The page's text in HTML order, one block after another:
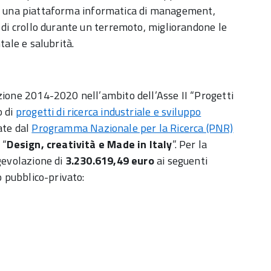
una piattaforma informatica di management,
crollo durante un terremoto, migliorandone le
e salubrità.
2014-2020 nell’ambito dell’Asse II “Progetti
di progetti di ricerca industriale e sviluppo
dal Programma Nazionale per la Ricerca (PNR)
Design, creatività e Made in Italy”. Per la
di 3.230.619,49euroai seguenti
pubblico-privato: